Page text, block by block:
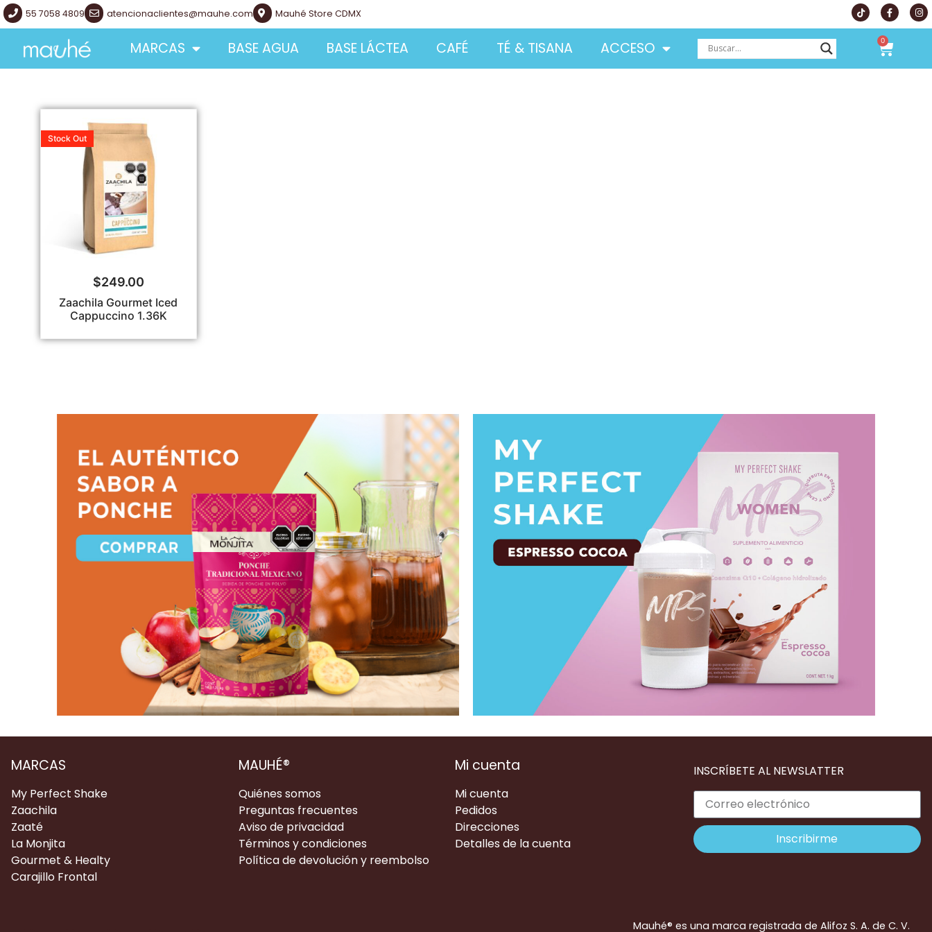
55 7058 4809 atencionaclientes@mauhe.com Mauhé Store CDMX
MARCAS BASE AGUA BASE LÁCTEA CAFÉ TÉ & TISANA ACCESO 0
Stock Out
$249.00
Zaachila Gourmet Iced
Cappuccino 1.36K
MARCAS
My Perfect Shake
Zaachila
Zaaté
La Monjita
Gourmet & Healty
Carajillo Frontal
MAUHÉ®
Quiénes somos
Preguntas frecuentes
Aviso de privacidad
Términos y condiciones
Política de devolución y reembolso
Mi cuenta
Mi cuenta
Pedidos
Direcciones
Detalles de la cuenta
INSCRÍBETE AL NEWSLATTER
Inscribirme
Mauhé® es una marca registrada de Alifoz S. A. de C. V.